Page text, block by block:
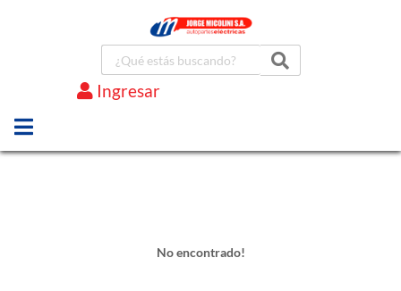
Ingresar
No encontrado!